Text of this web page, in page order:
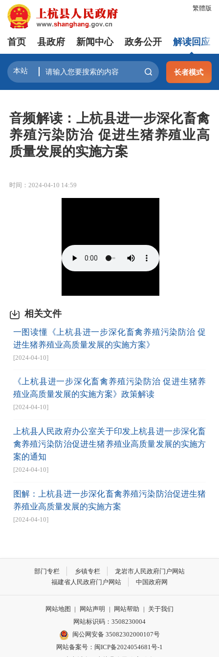
繁體版
首页 县政府 新闻中心 政务公开 解读回应
长者模式
音频解读：上杭县进一步深化畜禽
养殖污染防治 促进生猪养殖业高
质量发展的实施方案
时间：2024-04-10 14:59
相关文件
一图读懂《上杭县进一步深化畜禽养殖污染防治 促
进生猪养殖业高质量发展的实施方案》
[2024-04-10]
《上杭县进一步深化畜禽养殖污染防治 促进生猪养
殖业高质量发展的实施方案》政策解读
[2024-04-10]
上杭县人民政府办公室关于印发上杭县进一步深化畜
禽养殖污染防治促进生猪养殖业高质量发展的实施方
案的通知
[2024-04-10]
图解：上杭县进一步深化畜禽养殖污染防治促进生猪
养殖业高质量发展的实施方案
[2024-04-10]
部门专栏 乡镇专栏
龙岩市人民政府门户网站
福建省人民政府门户网站
中国政府网
网站地图 | 网站声明 | 网站帮助 | 关于我们
网站标识码：3508230004
闽公网安备 35082302000107号
网站备案号： 闽ICP备2024054681号-1